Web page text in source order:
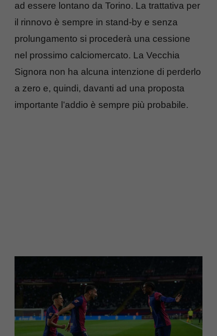
ad essere lontano da Torino. La trattativa per
il rinnovo è sempre in stand-by e senza
prolungamento si procederà una cessione
nel prossimo calciomercato. La Vecchia
Signora non ha alcuna intenzione di perderlo
a zero e, quindi, davanti ad una proposta
importante l’addio è sempre più probabile.